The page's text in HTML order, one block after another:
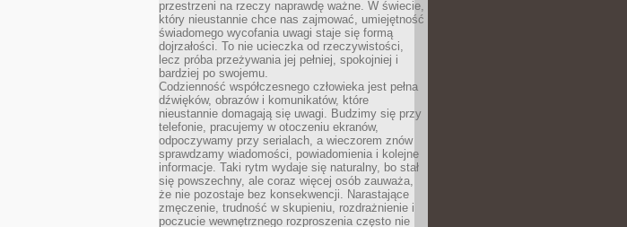
przestrzeni na rzeczy naprawdę ważne. W świecie,
który nieustannie chce nas zajmować, umiejętność
świadomego wycofania uwagi staje się formą
dojrzałości. To nie ucieczka od rzeczywistości,
lecz próba przeżywania jej pełniej, spokojniej i
bardziej po swojemu.
Codzienność współczesnego człowieka jest pełna
dźwięków, obrazów i komunikatów, które
nieustannie domagają się uwagi. Budzimy się przy
telefonie, pracujemy w otoczeniu ekranów,
odpoczywamy przy serialach, a wieczorem znów
sprawdzamy wiadomości, powiadomienia i kolejne
informacje. Taki rytm wydaje się naturalny, bo stał
się powszechny, ale coraz więcej osób zauważa,
że nie pozostaje bez konsekwencji. Narastające
zmęczenie, trudność w skupieniu, rozdrażnienie i
poczucie wewnętrznego rozproszenia często nie